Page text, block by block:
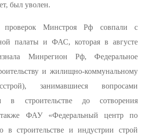
был уволен.
проверок Минстроя Рф совпали с
палаты и ФАС, которая в августе
Минрегион Рф, Федеральное
и жилищно-коммунальному
занимавшиеся вопросами
в строительстве до сотворения
ФАУ «Федеральный центр по
в строительстве и индустрии строй